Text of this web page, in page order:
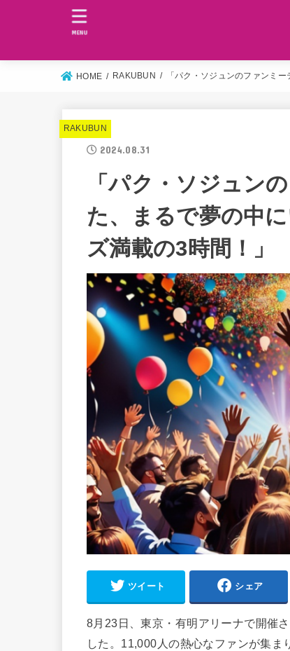
MENU
HOME RAKUBUN 「パク・ソジュンのファンミ
RAKUBUN
2024.08.31
「パク・ソジュン
た、まるで夢の中
ズ満載の3時間！」
ツイート シェア
8月23日、東京・有明アリーナで開催
した。11,000人の熱心なファンが集ま